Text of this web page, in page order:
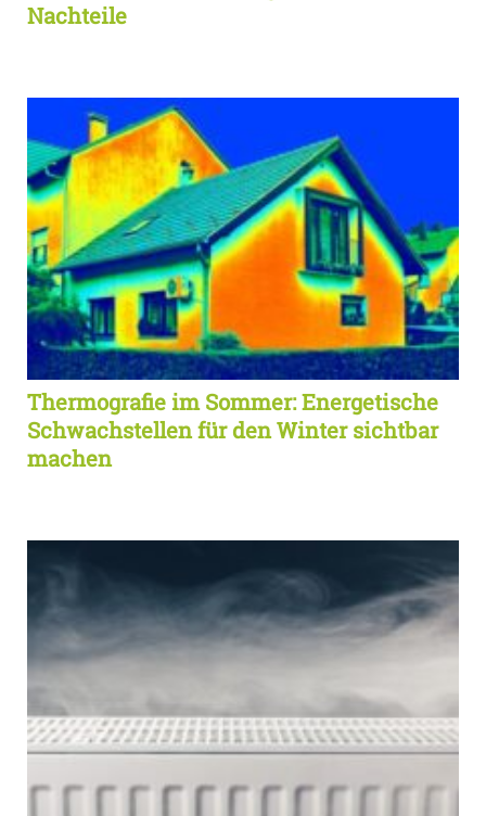
Nachteile
Thermografie im Sommer: Energetische
Schwachstellen für den Winter sichtbar
machen